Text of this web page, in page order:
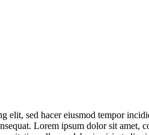
elit, sed hacer eiusmod tempor
Lorem ipsum dolor sit amet,